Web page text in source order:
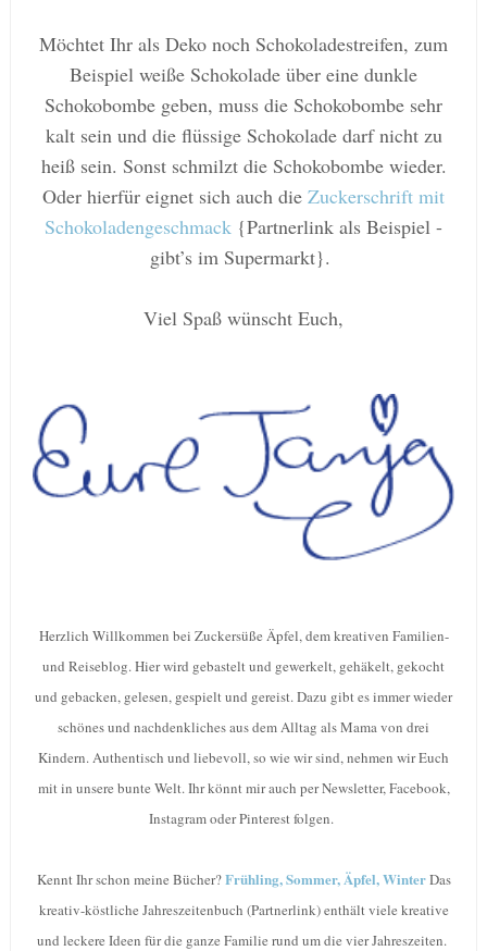
Möchtet Ihr als Deko noch Schokoladestreifen, zum
Beispiel weiße Schokolade über eine dunkle
Schokobombe geben, muss die Schokobombe sehr
kalt sein und die flüssige Schokolade darf nicht zu
heiß sein. Sonst schmilzt die Schokobombe wieder.
Oder hierfür eignet sich auch die Zuckerschrift mit
Schokoladengeschmack {Partnerlink als Beispiel -
gibt’s im Supermarkt}.
Viel Spaß wünscht Euch,
Herzlich Willkommen bei Zuckersüße Äpfel, dem kreativen Familien-
und Reiseblog. Hier wird gebastelt und gewerkelt, gehäkelt, gekocht
und gebacken, gelesen, gespielt und gereist. Dazu gibt es immer wieder
schönes und nachdenkliches aus dem Alltag als Mama von drei
Kindern. Authentisch und liebevoll, so wie wir sind, nehmen wir Euch
mit in unsere bunte Welt. Ihr könnt mir auch per Newsletter, Facebook,
Instagram oder Pinterest folgen.
Kennt Ihr schon meine Bücher?Frühling, Sommer, Äpfel, WinterDas
kreativ-köstliche Jahreszeitenbuch (Partnerlink) enthält viele kreative
und leckere Ideen für die ganze Familie rund um die vier Jahreszeiten.